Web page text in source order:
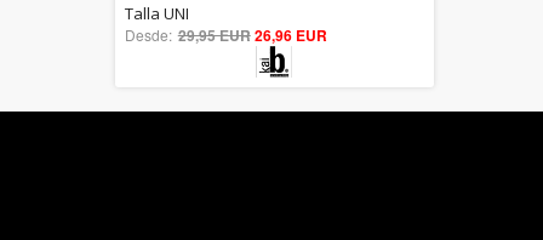
out of 5
Talla UNI
Desde: 29,95 EUR26,96 EUR